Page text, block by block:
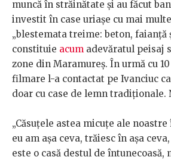
muncă în străinătate și au făcut
investit în case uriașe cu mai
„blestemata treime: beton, faianță
constituie acum adevăratul peisaj
zone din Maramureș. În urmă cu
filmare l-a contactat pe Ivanciuc
doar cu case de lemn tradiționale.
„Căsuțele astea micuțe ale
eu am așa ceva, trăiesc în așa
este o casă destul de întunecoasă,